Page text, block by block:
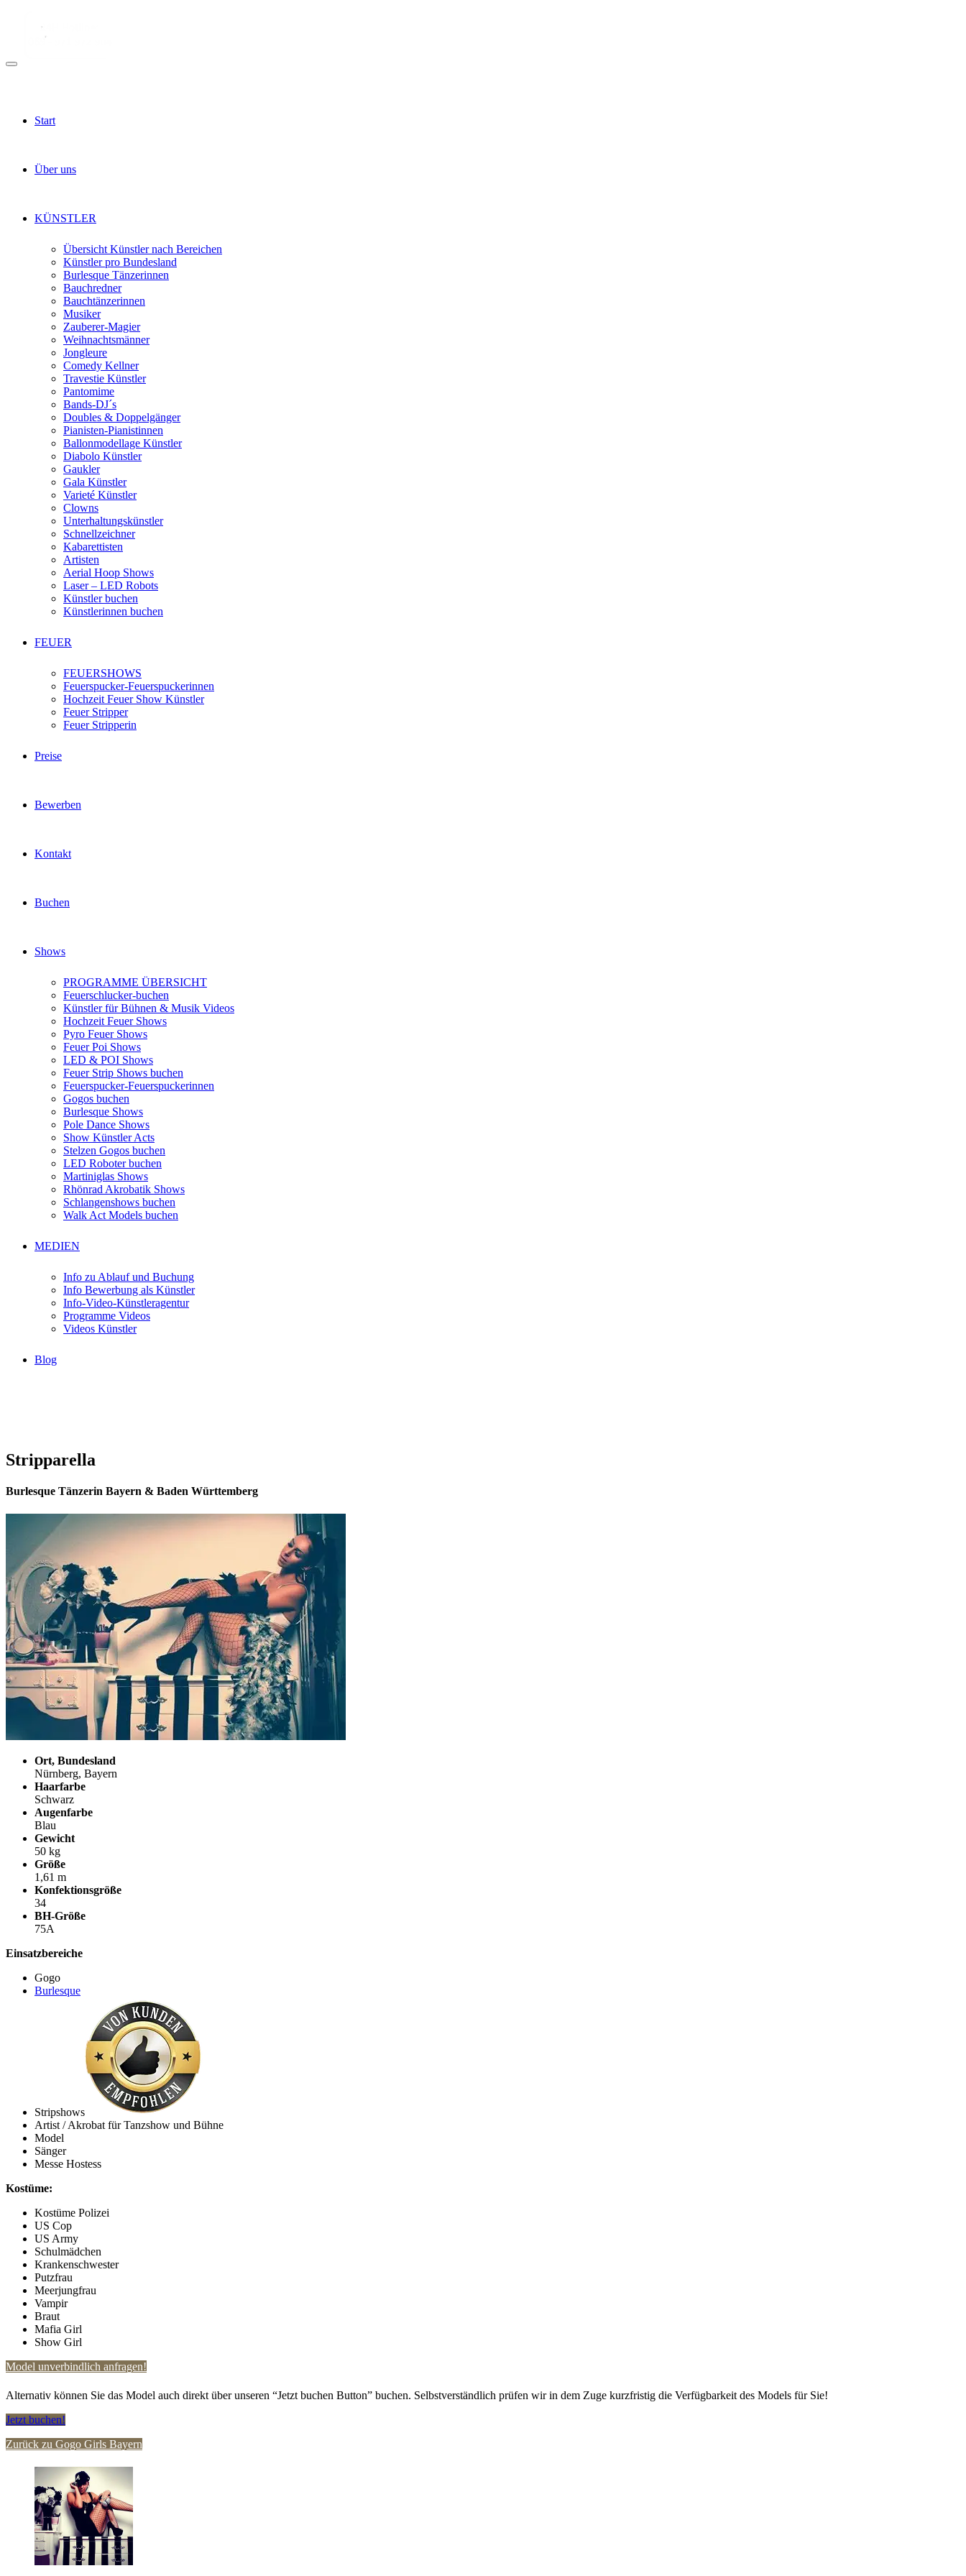
Start
Über uns
KÜNSTLER
Übersicht Künstler nach Bereichen
Künstler pro Bundesland
Burlesque Tänzerinnen
Bauchredner
Bauchtänzerinnen
Musiker
Zauberer-Magier
Weihnachtsmänner
Jongleure
Comedy Kellner
Travestie Künstler
Pantomime
Bands-DJ´s
Doubles & Doppelgänger
Pianisten-Pianistinnen
Ballonmodellage Künstler
Diabolo Künstler
Gaukler
Gala Künstler
Varieté Künstler
Clowns
Unterhaltungskünstler
Schnellzeichner
Kabarettisten
Artisten
Aerial Hoop Shows
Laser – LED Robots
Künstler buchen
Künstlerinnen buchen
FEUER
FEUERSHOWS
Feuerspucker-Feuerspuckerinnen
Hochzeit Feuer Show Künstler
Feuer Stripper
Feuer Stripperin
Preise
Bewerben
Kontakt
Buchen
Shows
PROGRAMME ÜBERSICHT
Feuerschlucker-buchen
Künstler für Bühnen & Musik Videos
Hochzeit Feuer Shows
Pyro Feuer Shows
Feuer Poi Shows
LED & POI Shows
Feuer Strip Shows buchen
Feuerspucker-Feuerspuckerinnen
Gogos buchen
Burlesque Shows
Pole Dance Shows
Show Künstler Acts
Stelzen Gogos buchen
LED Roboter buchen
Martiniglas Shows
Rhönrad Akrobatik Shows
Schlangenshows buchen
Walk Act Models buchen
MEDIEN
Info zu Ablauf und Buchung
Info Bewerbung als Künstler
Info-Video-Künstleragentur
Programme Videos
Videos Künstler
Blog
Stripparella
Burlesque Tänzerin Bayern & Baden Württemberg
Ort, Bundesland
Nürnberg, Bayern
Haarfarbe
Schwarz
Augenfarbe
Blau
Gewicht
50 kg
Größe
1,61 m
Konfektionsgröße
34
BH-Größe
75A
Einsatzbereiche
Gogo
Burlesque
Stripshows
Artist / Akrobat für Tanzshow und Bühne
Model
Sänger
Messe Hostess
Kostüme:
Kostüme Polizei
US Cop
US Army
Schulmädchen
Krankenschwester
Putzfrau
Meerjungfrau
Vampir
Braut
Mafia Girl
Show Girl
Model unverbindlich anfragen!
Alternativ können Sie das Model auch direkt über unseren “Jetzt buchen Button” buchen. Selbstverständlich prüfen wir in dem Zuge kurzfristig die Verfügbarkeit des Models für Sie!
Jetzt buchen!
Zurück zu Gogo Girls Bayern